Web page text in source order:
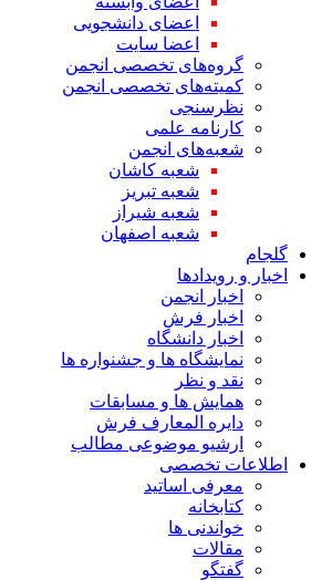
اعضای دانشجویی
اعضا سایت
گروه‌های تخصصی انجمن
کمیته‌های تخصصی انجمن
نظرسنجی
کارنامه علمی
شعبه‌های انجمن
شعبه کاشان
شعبه تبریز
شعبه شیراز
شعبه اصفهان
گلجام
اخبار و رویدادها
اخبار انجمن
اخبار فرش
اخبار دانشگاه
نمایشگاه ها و جشنواره ها
نقد و نظر
همایش ها و مسابقات
دایره المعارف فرش
ارشیو موضوعی مطالب
اطلاعات تخصصی
معرفی اساتید
کتابخانه
خواندنی ها
مقالات
گفتگو